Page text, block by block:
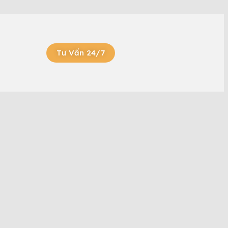
Tư Vấn 24/7